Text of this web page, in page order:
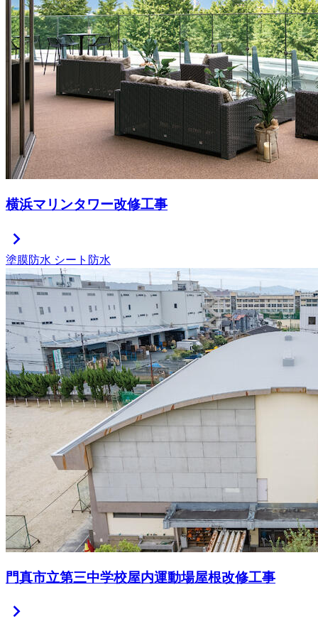
横浜マリンタワー改修工事
chevron_right
塗膜防水 シート防水
門真市立第三中学校屋内運動場屋根改修工事
chevron_right